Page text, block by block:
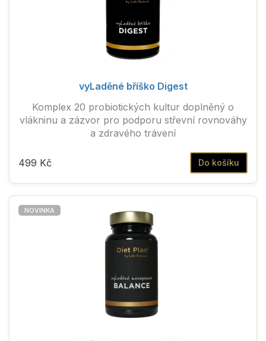
vyLaděné bříško Digest
Komplex 20 probiotických kultur doplněný o
vlákninu a zázvor pro podporu střevní rovnováhy
a zdravého trávení
Do košíku
499 Kč
NOVINKA